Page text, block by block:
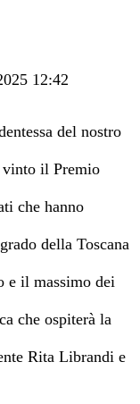
12:42
del nostro
vinto il Premio
che hanno
della Toscana
e il massimo dei
che ospiterà la
Rita Librandi e